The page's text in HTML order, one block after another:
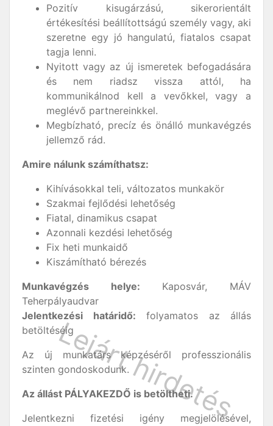
Pozitív kisugárzású, sikerorientált
értékesítési beállítottságú személy vagy, aki
szeretne egy jó hangulatú, fiatalos csapat
tagja lenni.
Nyitott vagy az új ismeretek befogadására
és nem riadsz vissza attól, ha
kommunikálnod kell a vevőkkel, vagy a
meglévő partnereinkkel.
Megbízható, precíz és önálló munkavégzés
jellemző rád.
Amire nálunk számíthatsz:
Kihívásokkal teli, változatos munkakör
Szakmai fejlődési lehetőség
Fiatal, dinamikus csapat
Azonnali kezdési lehetőség
Fix heti munkaidő
Kiszámítható bérezés
Munkavégzés helye: Kaposvár, MÁV
Teherpályaudvar
Jelentkezési határidő: folyamatos az állás
betöltéséig
Az új munkatárs képzéséről professzionális
szinten gondoskodunk.
Az állást PÁLYAKEZDŐ is betöltheti.
Jelentkezni fizetési igény megjelölésével,